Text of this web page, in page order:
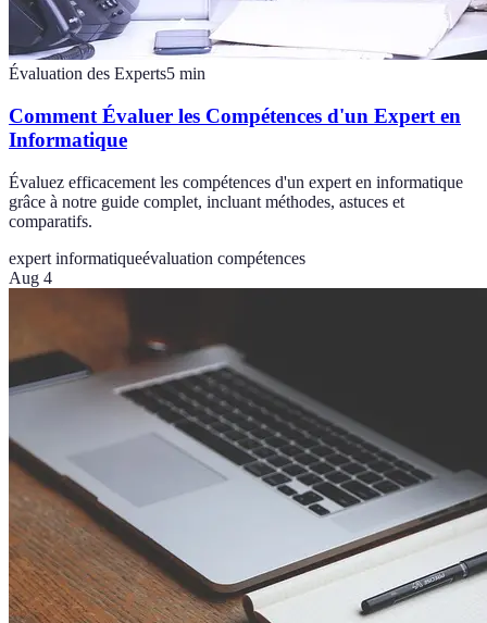
Évaluation des Experts5 min
Comment Évaluer les Compétences d'un Expert en
Informatique
Évaluez efficacement les compétences d'un expert en informatique
grâce à notre guide complet, incluant méthodes, astuces et
comparatifs.
expert informatiqueévaluation compétences
Aug 4